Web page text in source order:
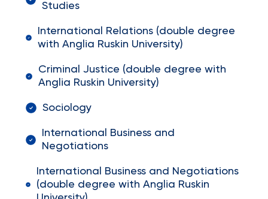
Studies
International Relations (double degree
with Anglia Ruskin University)
Criminal Justice (double degree with
Anglia Ruskin University)
Sociology
International Business and
Negotiations
International Business and Negotiations
(double degree with Anglia Ruskin